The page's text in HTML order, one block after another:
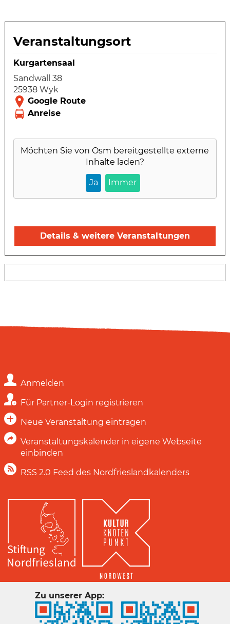
Veranstaltungsort
Kurgartensaal
Sandwall 38
25938 Wyk
Möchten Sie vonOsm bereitgestellte externe
Inhalte laden?
Ja Immer
Details & weitere Veranstaltungen
Anmelden
Für Partner-Login registrieren
Neue Veranstaltung eintragen
Veranstaltungskalender in eigene Webseite
einbinden
RSS 2.0 Feed des Nordfrieslandkalenders
Zu unserer App: